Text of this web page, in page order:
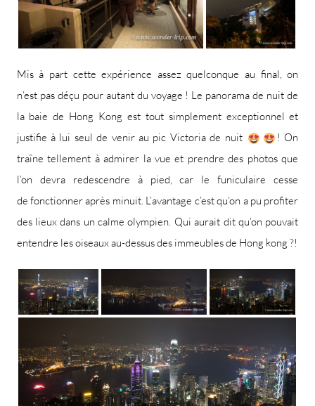
Mis à part cette expérience assez quelconque au final, on
n’est pas déçu pour autant du voyage ! Le panorama de nuit de
la baie de Hong Kong est tout simplement exceptionnel et
justifie à lui seul de venir au pic Victoria de nuit
! On
traîne tellement à admirer la vue et prendre des photos que
l’on devra redescendre à pied, car le funiculaire cesse
de fonctionner après minuit. L’avantage c’est qu’on a pu profiter
des lieux dans un calme olympien. Qui aurait dit qu’on pouvait
entendre les oiseaux au-dessus des immeubles de Hong kong ?!